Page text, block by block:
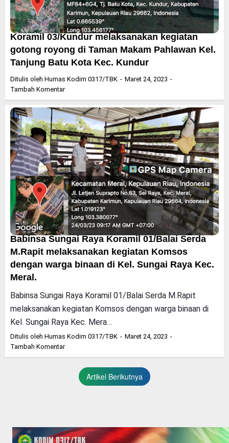
Koramil 03/Kundur melaksanakan kegiatan
gotong royong di Taman Makam Pahlawan Kel.
Tanjung Batu Kota Kec. Kundur
Ditulis oleh Humas Kodim 0317/TBK
Maret 24, 2023
Tambah Komentar
Babinsa Sungai Raya Koramil 01/Balai Serda
M.Rapit melaksanakan kegiatan Komsos
dengan warga binaan di Kel. Sungai Raya Kec.
Meral.
Babinsa Sungai Raya Koramil 01/Balai Serda M.Rapit
melaksanakan kegiatan Komsos dengan warga binaan di
Kel. Sungai Raya Kec. Mera…
Ditulis oleh Humas Kodim 0317/TBK
Maret 24, 2023
Tambah Komentar
Artikel Berikutnya